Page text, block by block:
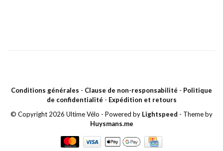
Conditions générales - Clause de non-responsabilité - Politique
de confidentialité - Expédition et retours
© Copyright 2026 Ultime Vélo - Powered by Lightspeed - Theme by
Huysmans.me